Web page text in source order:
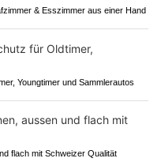
& Esszimmer aus einer Hand
Youngtimer und Sammlerautos
flach mit Schweizer Qualität